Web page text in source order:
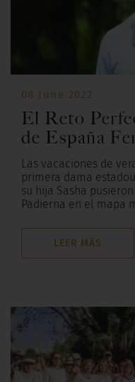
08 June 2022
El Reto
de España
Las vacaciones de
primera dama
su hija Sasha
Padierna en el mapa
LEER MÁS